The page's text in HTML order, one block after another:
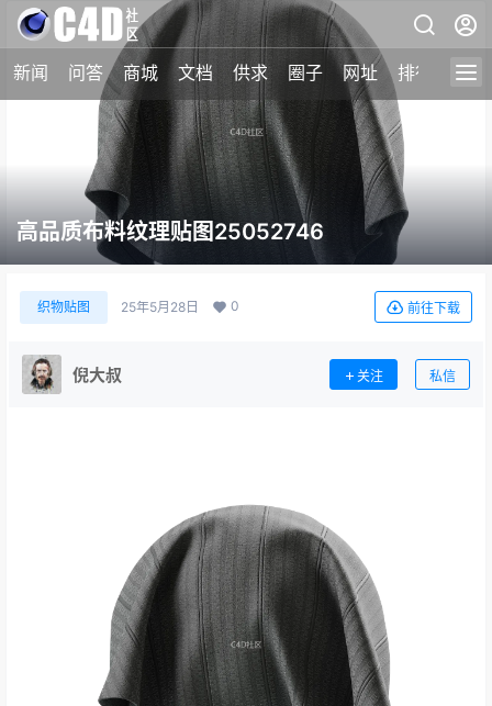
新闻 问答 商城 文档 供求 圈子 网址 排行榜
高品质布料纹理贴图25052746
织物贴图 25年5月28日 0 前往下载
倪大叔 关注 私信